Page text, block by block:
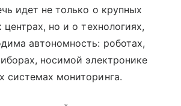
идет не только о крупных
но и о технологиях,
автономность: роботах,
носимой электронике
системах мониторинга.